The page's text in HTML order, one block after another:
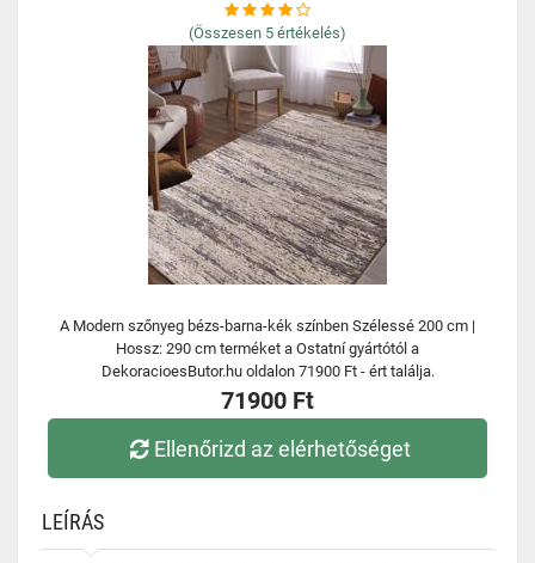
(Összesen 5 értékelés)
A Modern szőnyeg bézs-barna-kék színben Szélessé 200 cm |
Hossz: 290 cm terméket a Ostatní gyártótól a
DekoracioesButor.hu oldalon 71900 Ft - ért találja.
71900 Ft
Ellenőrizd az elérhetőséget
LEÍRÁS